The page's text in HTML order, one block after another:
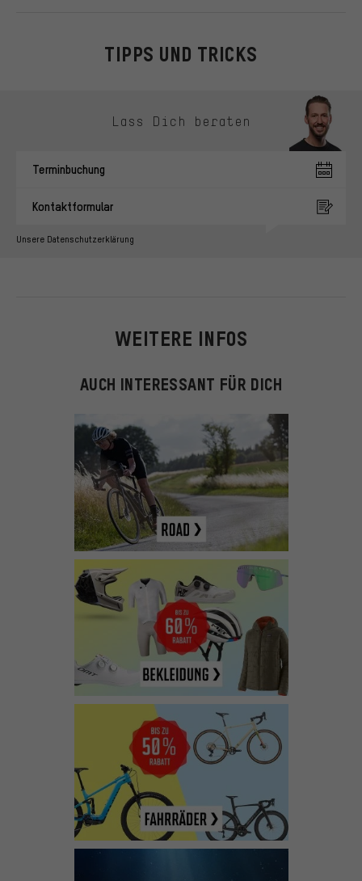
TIPPS UND TRICKS
Lass Dich beraten
Terminbuchung
Kontaktformular
Unsere Datenschutzerklärung
WEITERE INFOS
AUCH INTERESSANT FÜR DICH